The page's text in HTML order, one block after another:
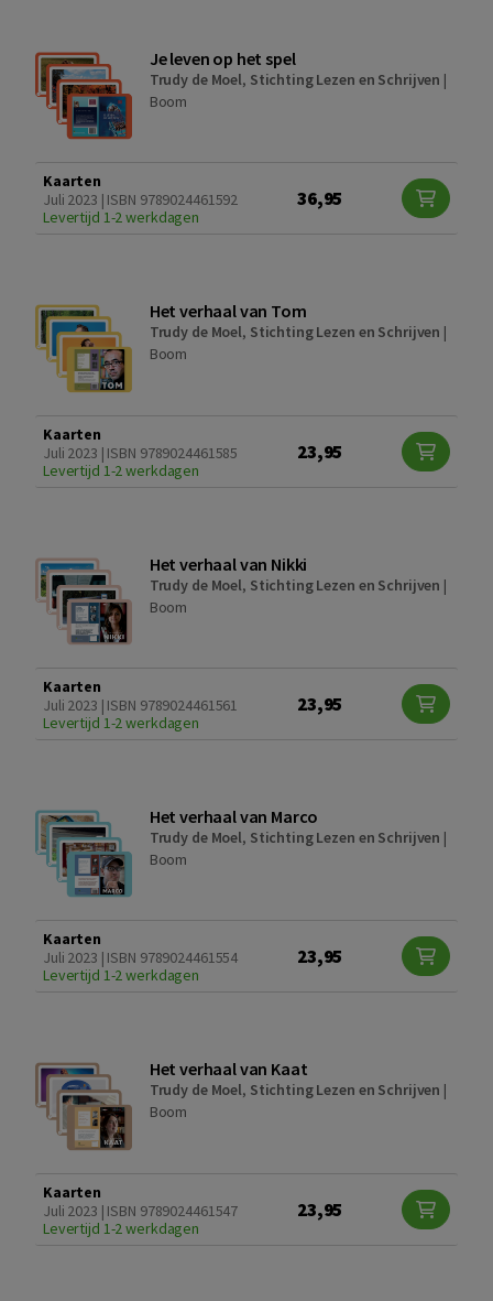
Je leven op het spel
Trudy de Moel, Stichting Lezen en Schrijven |
Boom
Kaarten
Juli 2023 | ISBN 9789024461592
Levertijd 1-2 werkdagen
36,95
Het verhaal van Tom
Trudy de Moel, Stichting Lezen en Schrijven |
Boom
Kaarten
Juli 2023 | ISBN 9789024461585
Levertijd 1-2 werkdagen
23,95
Het verhaal van Nikki
Trudy de Moel, Stichting Lezen en Schrijven |
Boom
Kaarten
Juli 2023 | ISBN 9789024461561
Levertijd 1-2 werkdagen
23,95
Het verhaal van Marco
Trudy de Moel, Stichting Lezen en Schrijven |
Boom
Kaarten
Juli 2023 | ISBN 9789024461554
Levertijd 1-2 werkdagen
23,95
Het verhaal van Kaat
Trudy de Moel, Stichting Lezen en Schrijven |
Boom
Kaarten
Juli 2023 | ISBN 9789024461547
Levertijd 1-2 werkdagen
23,95